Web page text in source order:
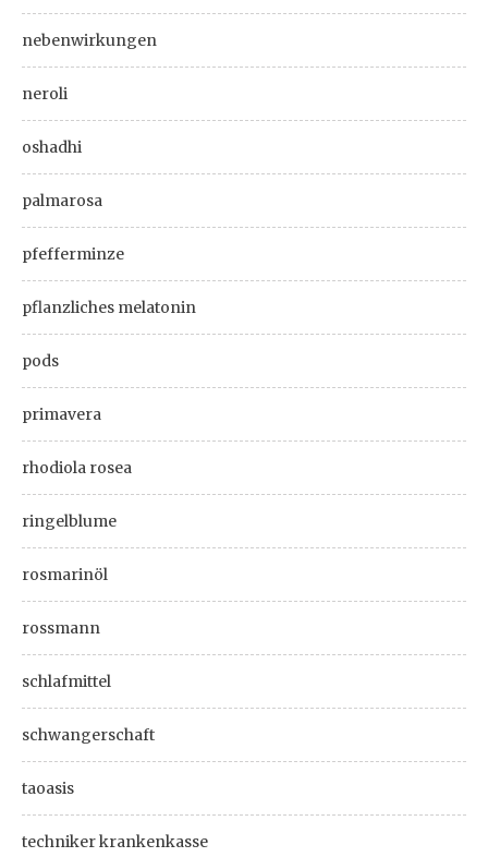
nebenwirkungen
neroli
oshadhi
palmarosa
pfefferminze
pflanzliches melatonin
pods
primavera
rhodiola rosea
ringelblume
rosmarinöl
rossmann
schlafmittel
schwangerschaft
taoasis
techniker krankenkasse